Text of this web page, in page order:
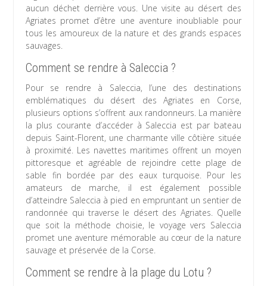
aucun déchet derrière vous. Une visite au désert des
Agriates promet d’être une aventure inoubliable pour
tous les amoureux de la nature et des grands espaces
sauvages.
Comment se rendre à Saleccia ?
Pour se rendre à Saleccia, l’une des destinations
emblématiques du désert des Agriates en Corse,
plusieurs options s’offrent aux randonneurs. La manière
la plus courante d’accéder à Saleccia est par bateau
depuis Saint-Florent, une charmante ville côtière située
à proximité. Les navettes maritimes offrent un moyen
pittoresque et agréable de rejoindre cette plage de
sable fin bordée par des eaux turquoise. Pour les
amateurs de marche, il est également possible
d’atteindre Saleccia à pied en empruntant un sentier de
randonnée qui traverse le désert des Agriates. Quelle
que soit la méthode choisie, le voyage vers Saleccia
promet une aventure mémorable au cœur de la nature
sauvage et préservée de la Corse.
Comment se rendre à la plage du Lotu ?